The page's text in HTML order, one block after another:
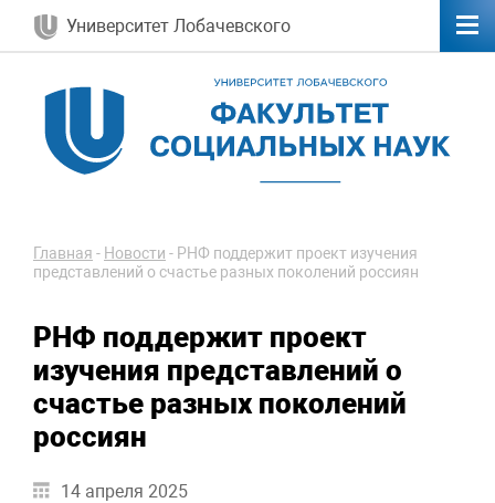
Университет Лобачевского
Главная - Новости - РНФ поддержит проект изучения
представлений о счастье разных поколений россиян
РНФ поддержит проект
изучения представлений о
счастье разных поколений
россиян
14 апреля 2025